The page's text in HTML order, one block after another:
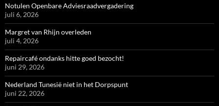
Notulen Openbare Adviesraadvergadering
juli 6, 2026
Margret van Rhijn overleden
juli 4, 2026
Repaircafé ondanks hitte goed bezocht!
juni 29, 2026
Nederland Tunesië niet in het Dorpspunt
juni 22, 2026